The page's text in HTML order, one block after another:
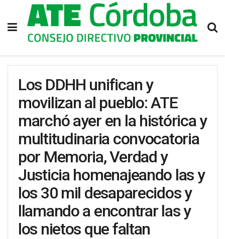
Los DDHH unifican y
movilizan al pueblo: ATE
marchó ayer en la histórica y
multitudinaria convocatoria
por Memoria, Verdad y
Justicia homenajeando las y
los 30 mil desaparecidos y
llamando a encontrar las y
los nietos que faltan